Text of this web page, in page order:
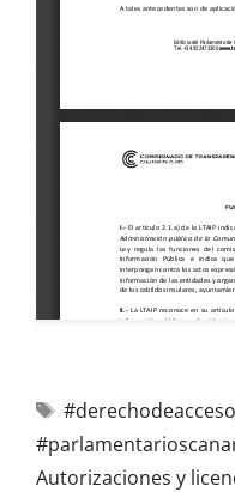
#derechodeacceso
Autorizaciones y